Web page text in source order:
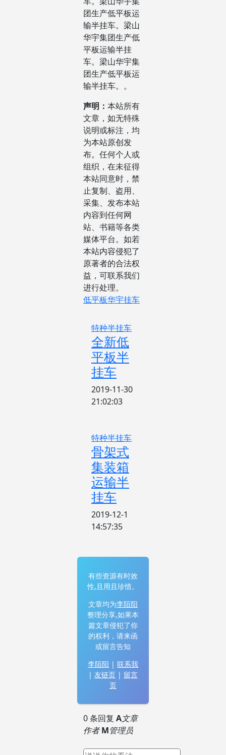
团生产低平板运
输半挂车。梁山
华宇集团生产低
平板运输半挂
车。梁山华宇集
团生产低平板运
输半挂车。。
声明： 本站所有
文章，如无特殊
说明或标注，均
为本站原创发
布。任何个人或
组织，在未征得
本站同意时，禁
止复制、盗用、
采集、发布本站
内容到任何网
站、书籍等各类
媒体平台。如若
本站内容侵犯了
原著者的合法权
益，可联系我们
进行处理。
低平板华宇挂车
特种半挂车
全新低
平板半
挂车
2019-11-30
21:02:03
特种半挂车
骨架式
集装箱
运输半
挂车
2019-12-1
14:57:35
有些资源有时效
性,且用且珍惜。
文章均为李陌阳
整理分享,如果本
篇文章侵犯了你
的权利，请来函
或留言告知
李陌阳 | 联系我
| 友链页 | 留言
页
0 条回复 A文章
作者 M管理员